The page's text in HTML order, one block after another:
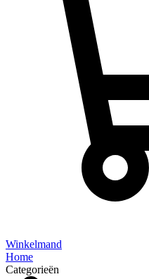
Winkelmand
Home
Categorieën